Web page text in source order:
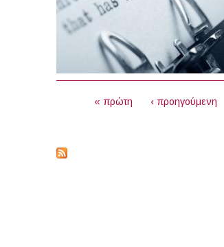
« πρώτη ‹ προηγούμενη